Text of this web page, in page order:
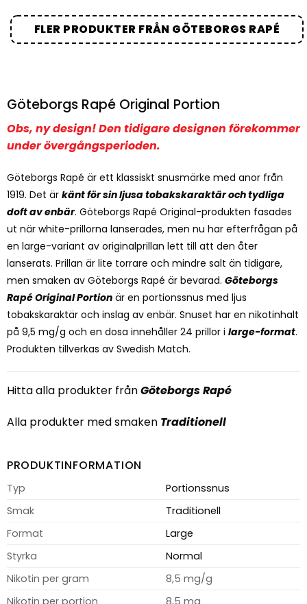
FLER PRODUKTER FRÅN GÖTEBORGS RAPÉ
Göteborgs Rapé Original Portion
Obs, ny design! Den tidigare designen förekommer
under övergångsperioden.
Göteborgs Rapé är ett klassiskt snusmärke med anor från
1919. Det är känt för sin ljusa tobakskaraktär och tydliga
doft av enbär. Göteborgs Rapé Original-produkten fasades
ut när white-prillorna lanserades, men nu har efterfrågan på
en large-variant av originalprillan lett till att den åter
lanserats. Prillan är lite torrare och mindre salt än tidigare,
men smaken av Göteborgs Rapé är bevarad. Göteborgs
Rapé Original Portionär en portionssnus med ljus
tobakskaraktär och inslag av enbär. Snuset har en nikotinhalt
på 9,5 mg/g och en dosa innehåller 24 prillor i large-format.
Produkten tillverkas av Swedish Match.
Hitta alla produkter frånGöteborgs Rapé
Alla produkter med smaken Traditionell
PRODUKTINFORMATION
Typ
Portionssnus
Smak
Traditionell
Format
Large
Styrka
Normal
Nikotin per gram
8,5 mg/g
Nikotin per portion
8,5 mg